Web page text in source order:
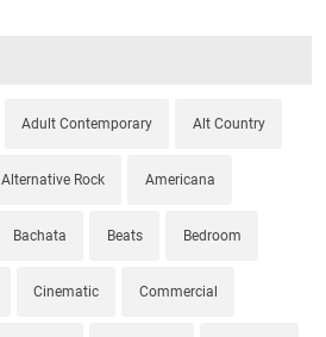
Adult Contemporary Alt Country
Alternative Rock Americana
Bachata Beats Bedroom
Cinematic Commercial